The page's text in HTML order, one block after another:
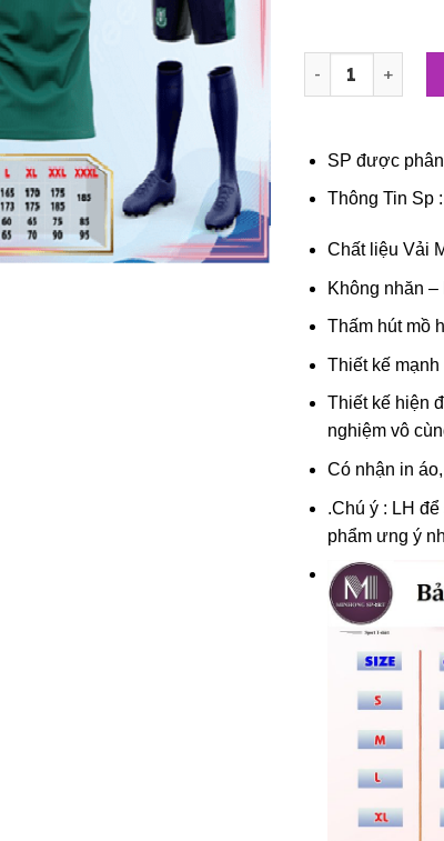
Bộ Quần Áo
SP được
Thông Tin Sp :
Chất liệu Vải
Không nhăn
Thấm hút mồ
Thiết kế
Thiết kế hiện
nghiệm vô
Có nhận in
.Chú ý : LH để
phẩm ưng ý